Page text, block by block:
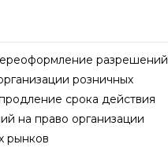
разрешений
розничных
срока действия
на право организации
рынков